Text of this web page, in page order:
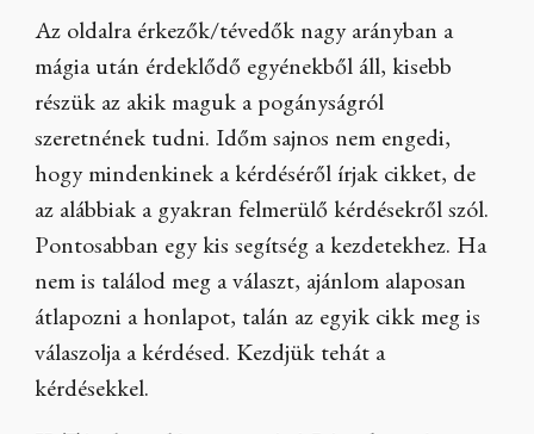
Az oldalra érkezők/tévedők nagy arányban a
mágia után érdeklődő egyénekből áll, kisebb
részük az akik maguk a pogányságról
szeretnének tudni. Időm sajnos nem engedi,
hogy mindenkinek a kérdéséről írjak cikket, de
az alábbiak a gyakran felmerülő kérdésekről szól.
Pontosabban egy kis segítség a kezdetekhez. Ha
nem is találod meg a választ, ajánlom alaposan
átlapozni a honlapot, talán az egyik cikk meg is
válaszolja a kérdésed. Kezdjük tehát a
kérdésekkel.